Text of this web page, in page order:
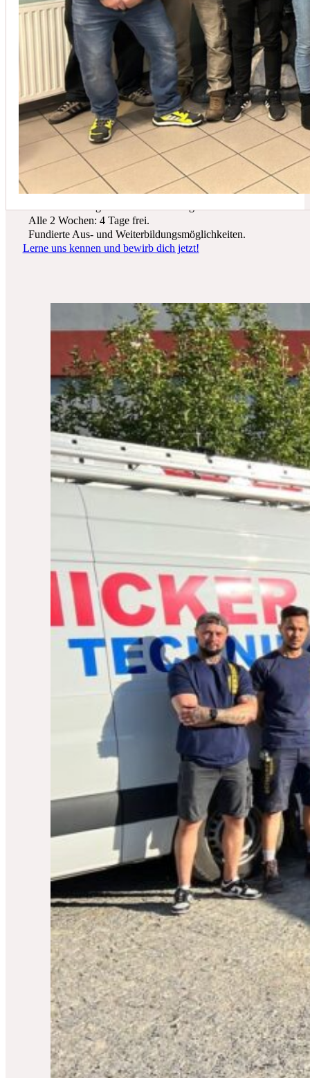
In der Regel empfehlen wir eine Wartung mindestens einmal
Du suchst einen zukunftssicheren Arbeitsplatz? Bei Schicker Technik
erwarten dich spannende Projekte, ein freundliches Team und beste
Entwicklungsmöglichkeiten.
Wir bieten dir:
Ein sicherer Arbeitsplatz in einer krisenfesten Branche.
Alle 2 Wochen: 4 Tage frei.
Fundierte Aus- und Weiterbildungsmöglichkeiten.
Lerne uns kennen und bewirb dich jetzt!